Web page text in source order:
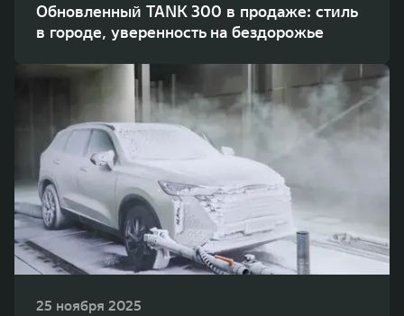
Обновленный TANK 300 в продаже: стиль
в городе, уверенность на бездорожье
25 ноября 2025